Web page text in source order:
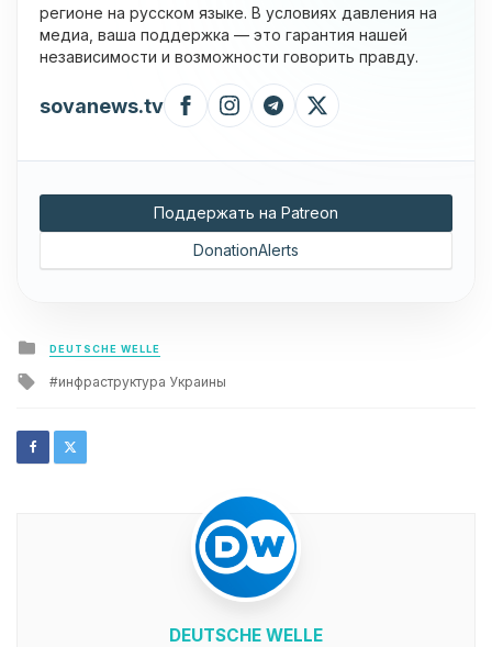
регионе на русском языке. В условиях давления на
медиа, ваша поддержка — это гарантия нашей
независимости и возможности говорить правду.
sovanews.tv
Поддержать на Patreon
DonationAlerts
Posted
in
DEUTSCHE WELLE
Tagged
инфраструктура Украины
DEUTSCHE WELLE